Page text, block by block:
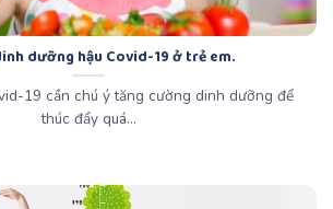
dưỡng hậu Covid-19 ở trẻ em.
19 cần chú ý tăng cường dinh dưỡng để
thúc đẩy quá...